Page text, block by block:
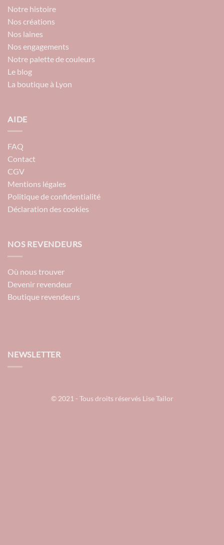
Notre histoire
Nos créations
Nos laines
Nos engagements
Notre palette de couleurs
Le blog
La boutique à Lyon
AIDE
FAQ
Contact
CGV
Mentions légales
Politique de confidentialité
Déclaration des cookies
NOS REVENDEURS
Où nous trouver
Devenir revendeur
Boutique revendeurs
NEWSLETTER
© 2021 - Tous droits réservés Lise Tailor